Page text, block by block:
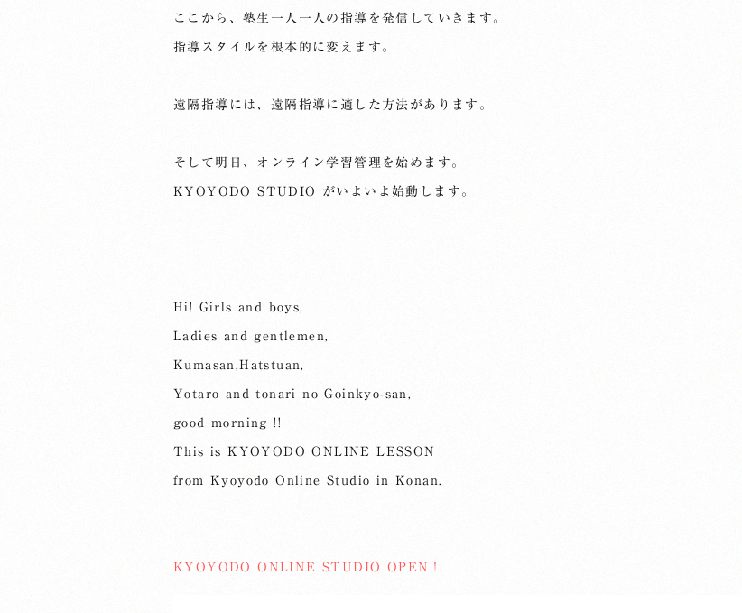
ここから、塾生一人一人の指導を発信していきます。
指導スタイルを根本的に変えます。
遠隔指導には、遠隔指導に適した方法があります。
そして明日、オンライン学習管理を始めます。
KYOYODO STUDIO がいよいよ始動します。
Hi! Girls and boys,
Ladies and gentlemen,
Kumasan,Hatstuan,
Yotaro and tonari no Goinkyo-san,
good morning !!
This is KYOYODO ONLINE LESSON
from Kyoyodo Online Studio in Konan.
KYOYODO ONLINE STUDIO OPEN！